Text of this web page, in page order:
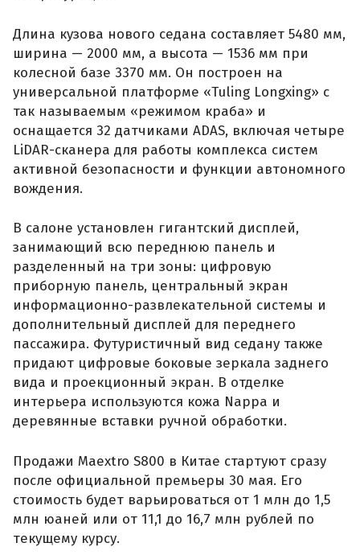
Длина кузова нового седана составляет 5480 мм,
ширина — 2000 мм, а высота — 1536 мм при
колесной базе 3370 мм. Он построен на
универсальной платформе «Tuling Longxing» с
так называемым «режимом краба» и
оснащается 32 датчиками ADAS, включая четыре
LiDAR-сканера для работы комплекса систем
активной безопасности и функции автономного
вождения.
В салоне установлен гигантский дисплей,
занимающий всю переднюю панель и
разделенный на три зоны: цифровую
приборную панель, центральный экран
информационно-развлекательной системы и
дополнительный дисплей для переднего
пассажира. Футуристичный вид седану также
придают цифровые боковые зеркала заднего
вида и проекционный экран. В отделке
интерьера используются кожа Nappa и
деревянные вставки ручной обработки.
Продажи Maextro S800 в Китае стартуют сразу
после официальной премьеры 30 мая. Его
стоимость будет варьироваться от 1 млн до 1,5
млн юаней или от 11,1 до 16,7 млн рублей по
текущему курсу.